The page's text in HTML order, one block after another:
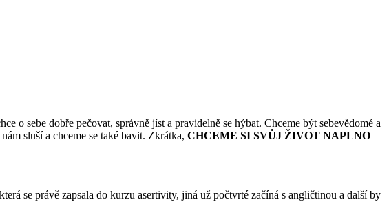
o sebe dobře pečovat, správně jíst a pravidelně se hýbat. Chceme být sebevědomé a
sluší a chceme se také bavit. Zkrátka, CHCEME SI SVŮJ ŽIVOT NAPLNO
se právě zapsala do kurzu asertivity, jiná už počtvrté začíná s angličtinou a další by